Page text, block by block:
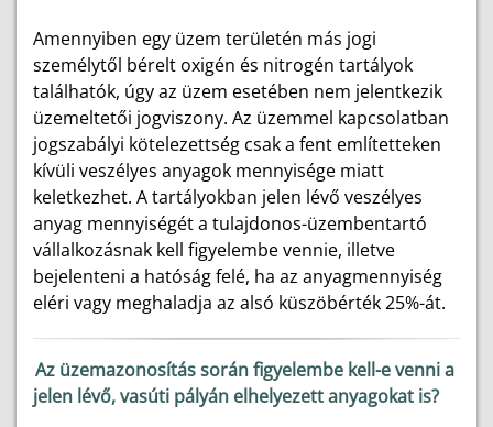
Amennyiben egy üzem területén más jogi
személytől bérelt oxigén és nitrogén tartályok
találhatók, úgy az üzem esetében nem jelentkezik
üzemeltetői jogviszony. Az üzemmel kapcsolatban
jogszabályi kötelezettség csak a fent említetteken
kívüli veszélyes anyagok mennyisége miatt
keletkezhet. A tartályokban jelen lévő veszélyes
anyag mennyiségét a tulajdonos-üzembentartó
vállalkozásnak kell figyelembe vennie, illetve
bejelenteni a hatóság felé, ha az anyagmennyiség
eléri vagy meghaladja az alsó küszöbérték 25%-át.
Az üzemazonosítás során figyelembe kell-e venni a
jelen lévő, vasúti pályán elhelyezett anyagokat is?